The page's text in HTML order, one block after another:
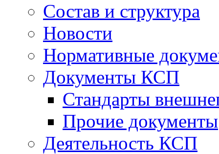
Состав и структура
Новости
Нормативные
Документы КСП
Стандарты
Прочие документы
Деятельность КСП